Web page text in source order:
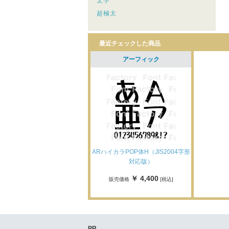
超極太
最近チェックした商品
アーフィック
ARハイカラPOP体H（JIS2004字形
対応版）
販売価格 ￥ 4,400[税込]